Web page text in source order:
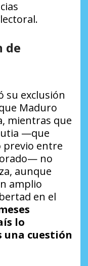
de
su exclusión
Maduro
mientras que
—que
previo entre
no
aunque
amplio
en el
lo
una cuestión